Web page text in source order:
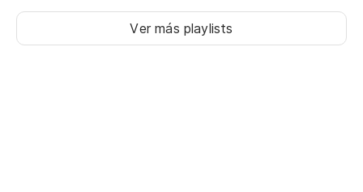
Ver más playlists